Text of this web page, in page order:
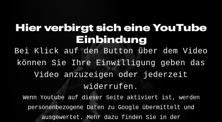
Hier verbirgt sich eine YouTube
Einbindung
Bei Klick auf den Button über dem Video
können Sie Ihre Einwilligung geben das
Video anzuzeigen oder jederzeit
widerrufen.
Wenn Youtube auf dieser Seite aktiviert ist, werden
personenbezogene Daten zu Google übermittelt und
ausgewertet. Mehr dazu finden Sie in der